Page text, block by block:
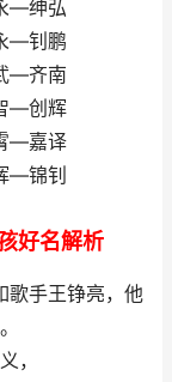
—绅弘
—钊鹏
—齐南
—创辉
—嘉译
—锦钊
好名解析
歌手王铮亮，他
，